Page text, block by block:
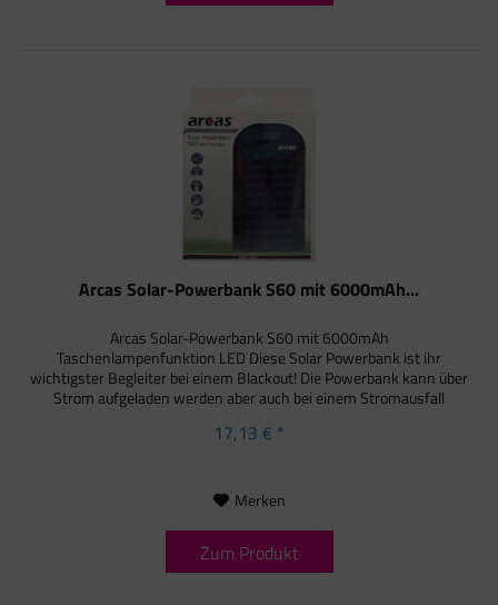
Arcas Solar-Powerbank S60 mit 6000mAh...
Arcas Solar-Powerbank S60 mit 6000mAh
Taschenlampenfunktion LED Diese Solar Powerbank ist ihr
wichtigster Begleiter bei einem Blackout! Die Powerbank kann über
Strom aufgeladen werden aber auch bei einem Stromausfall
17,13 € *
Merken
Zum Produkt